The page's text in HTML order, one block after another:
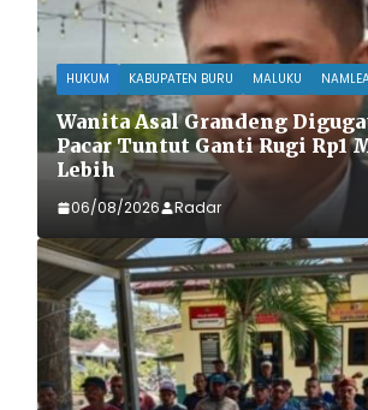
HUKUM KABUPATEN BURU MALUKU
Wanita Asal Grandeng
Pacar Tuntut Ganti Rugi Rp1
Lebih
06/08/2026 Radar